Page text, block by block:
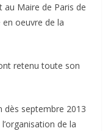
Maire de Paris de
oeuvre de la
retenu toute son
dès septembre 2013
de la